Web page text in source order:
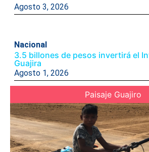
Agosto 3, 2026
Nacional
3.5 billones de pesos invertirá el
Guajira
Agosto 1, 2026
Paisaje Guajiro